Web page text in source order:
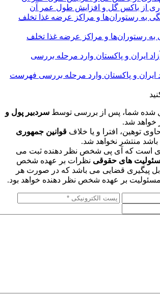
از باکس گل و افزایش طول عمر آن
به رستوران‌ها و مراکز عرضه غذا تخلف
ایران و پاکستان وارد مرحله بررسی فهرست
شده شما، پس از بررسی توسط سردبیر پول و
خواهد شد.
توهین، افترا و یا خلاف قوانین جمهوری
باشد منتشر نخواهد شد.
است که آی پی شخص نظر دهنده ثبت می
های حقوقی نظرات بر عهده شخص
پیگیری قضایی می باشد که در صورت هر
بر عهده شخص نظر دهنده خواهد بود.